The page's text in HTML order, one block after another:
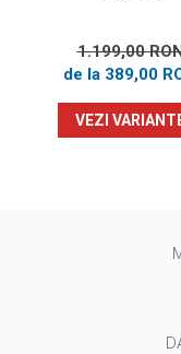
1.199,00
de la 389,00
VEZI